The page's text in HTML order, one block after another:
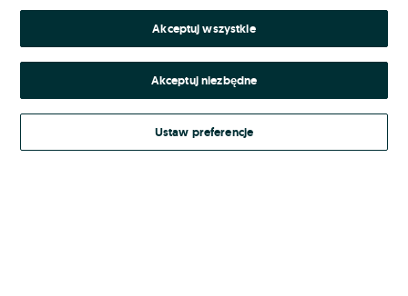
Nie pamiętasz hasła?
Zaloguj się
Kontynuując za pośrednictwem jednego z dostawców wskazanych powyżej,
Regulamin serwisuOLX.pl w jego aktualnym brzmieniu.
Akceptuj wszystkie
Akceptuj niezbędne
Ustaw preferencje